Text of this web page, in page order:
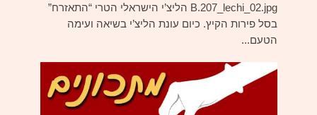
B.207_lechi_02.jpg הליצ’י הישראלי הטרי “התאזרח”
בסל פירות הקיץ. כיום עונת הליצ’י בשיאה ועימה
הטעם...